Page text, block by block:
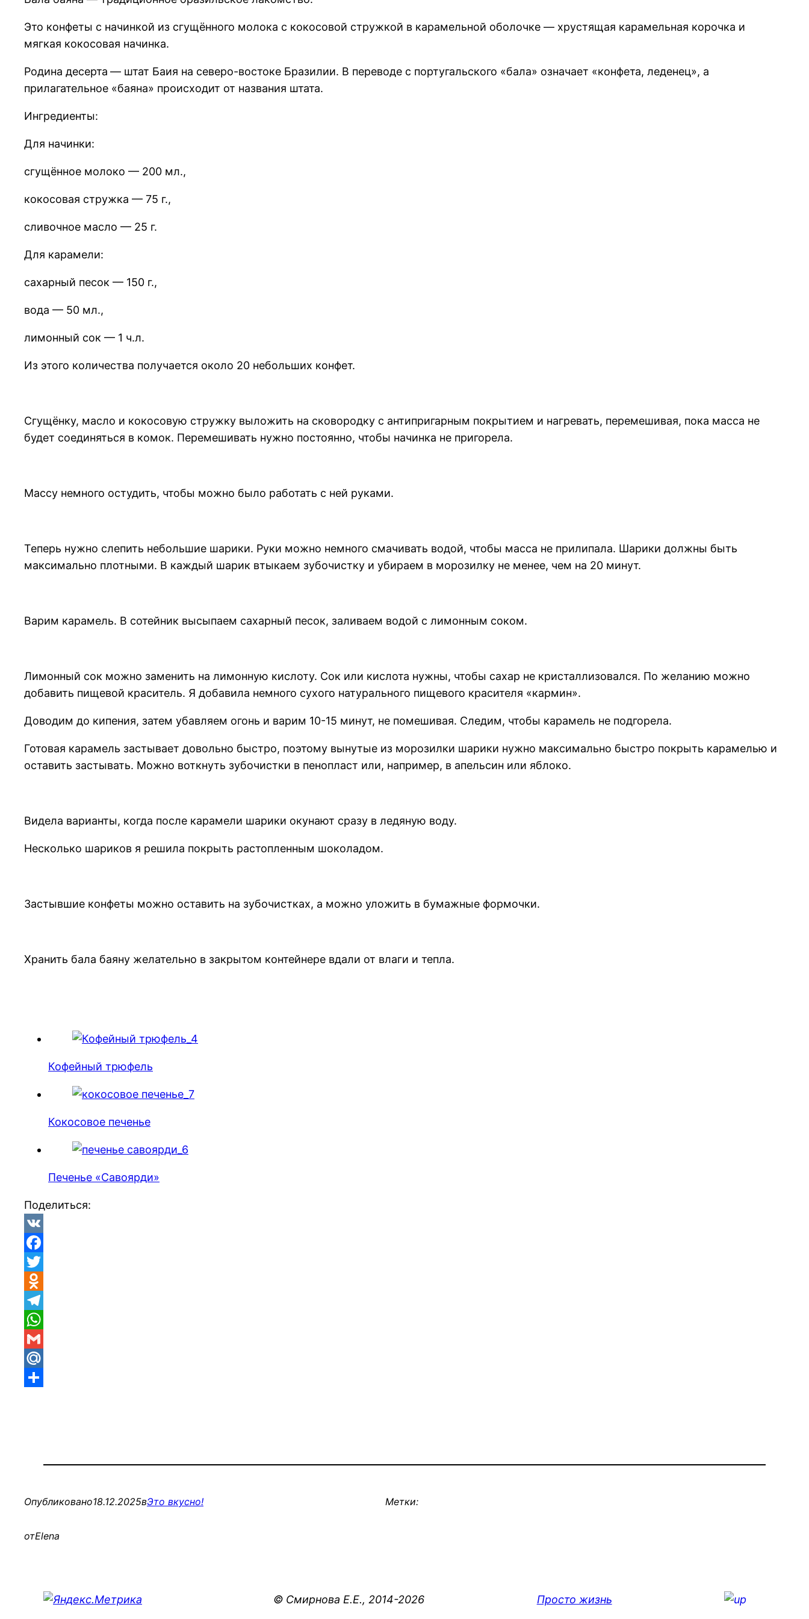
Это конфеты с начинкой из сгущённого молока с кокосовой стружкой в карамельной оболочке — хрустящая карамельная корочка и
мягкая кокосовая начинка.
Родина десерта — штат Баия на северо-востоке Бразилии. В переводе с португальского «бала» означает «конфета, леденец», а
прилагательное «баяна» происходит от названия штата.
Ингредиенты:
Для начинки:
сгущённое молоко — 200 мл.,
кокосовая стружка — 75 г.,
сливочное масло — 25 г.
Для карамели:
сахарный песок — 150 г.,
вода — 50 мл.,
лимонный сок — 1 ч.л.
Из этого количества получается около 20 небольших конфет.
Сгущёнку, масло и кокосовую стружку выложить на сковородку с антипригарным покрытием и нагревать, перемешивая, пока масса не
будет соединяться в комок. Перемешивать нужно постоянно, чтобы начинка не пригорела.
Массу немного остудить, чтобы можно было работать с ней руками.
Теперь нужно слепить небольшие шарики. Руки можно немного смачивать водой, чтобы масса не прилипала. Шарики должны быть
максимально плотными. В каждый шарик втыкаем зубочистку и убираем в морозилку не менее, чем на 20 минут.
Варим карамель. В сотейник высыпаем сахарный песок, заливаем водой с лимонным соком.
Лимонный сок можно заменить на лимонную кислоту. Сок или кислота нужны, чтобы сахар не кристаллизовался. По желанию можно
добавить пищевой краситель. Я добавила немного сухого натурального пищевого красителя «кармин».
Доводим до кипения, затем убавляем огонь и варим 10-15 минут, не помешивая. Следим, чтобы карамель не подгорела.
Готовая карамель застывает довольно быстро, поэтому вынутые из морозилки шарики нужно максимально быстро покрыть карамелью и
оставить застывать. Можно воткнуть зубочистки в пенопласт или, например, в апельсин или яблоко.
Видела варианты, когда после карамели шарики окунают сразу в ледяную воду.
Несколько шариков я решила покрыть растопленным шоколадом.
Застывшие конфеты можно оставить на зубочистках, а можно уложить в бумажные формочки.
Хранить бала баяну желательно в закрытом контейнере вдали от влаги и тепла.
Кофейный трюфель
Кокосовое печенье
Печенье «Савоярди»
Поделиться:
VK
Facebook
Twitter
Odnoklassniki
Telegram
WhatsApp
Gmail
Mail.Ru
Опубликовано18.12.2025вЭто вкусно!
отElena
Метки:
© Смирнова Е.Е., 2014-2026 Просто жизнь